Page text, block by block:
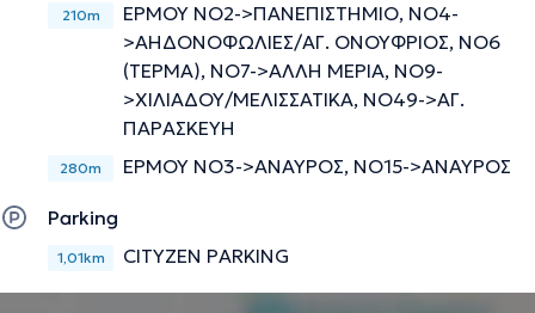
210m
ΕΡΜΟΥ ΝΟ2->ΠΑΝΕΠΙΣΤΗΜΙΟ, ΝΟ4-
>ΑΗΔΟΝΟΦΩΛΙΕΣ/ΑΓ. ΟΝΟΥΦΡΙΟΣ, ΝΟ6
(ΤΕΡΜΑ), ΝΟ7->ΑΛΛΗ ΜΕΡΙΑ, ΝΟ9-
>ΧΙΛΙΑΔΟΥ/ΜΕΛΙΣΣΑΤΙΚΑ, ΝΟ49->ΑΓ.
ΠΑΡΑΣΚΕΥΗ
280m ΕΡΜΟΥ ΝΟ3->ΑΝΑΥΡΟΣ, ΝΟ15->ΑΝΑΥΡΟΣ
Parking
1,01km CITYZEN PARKING